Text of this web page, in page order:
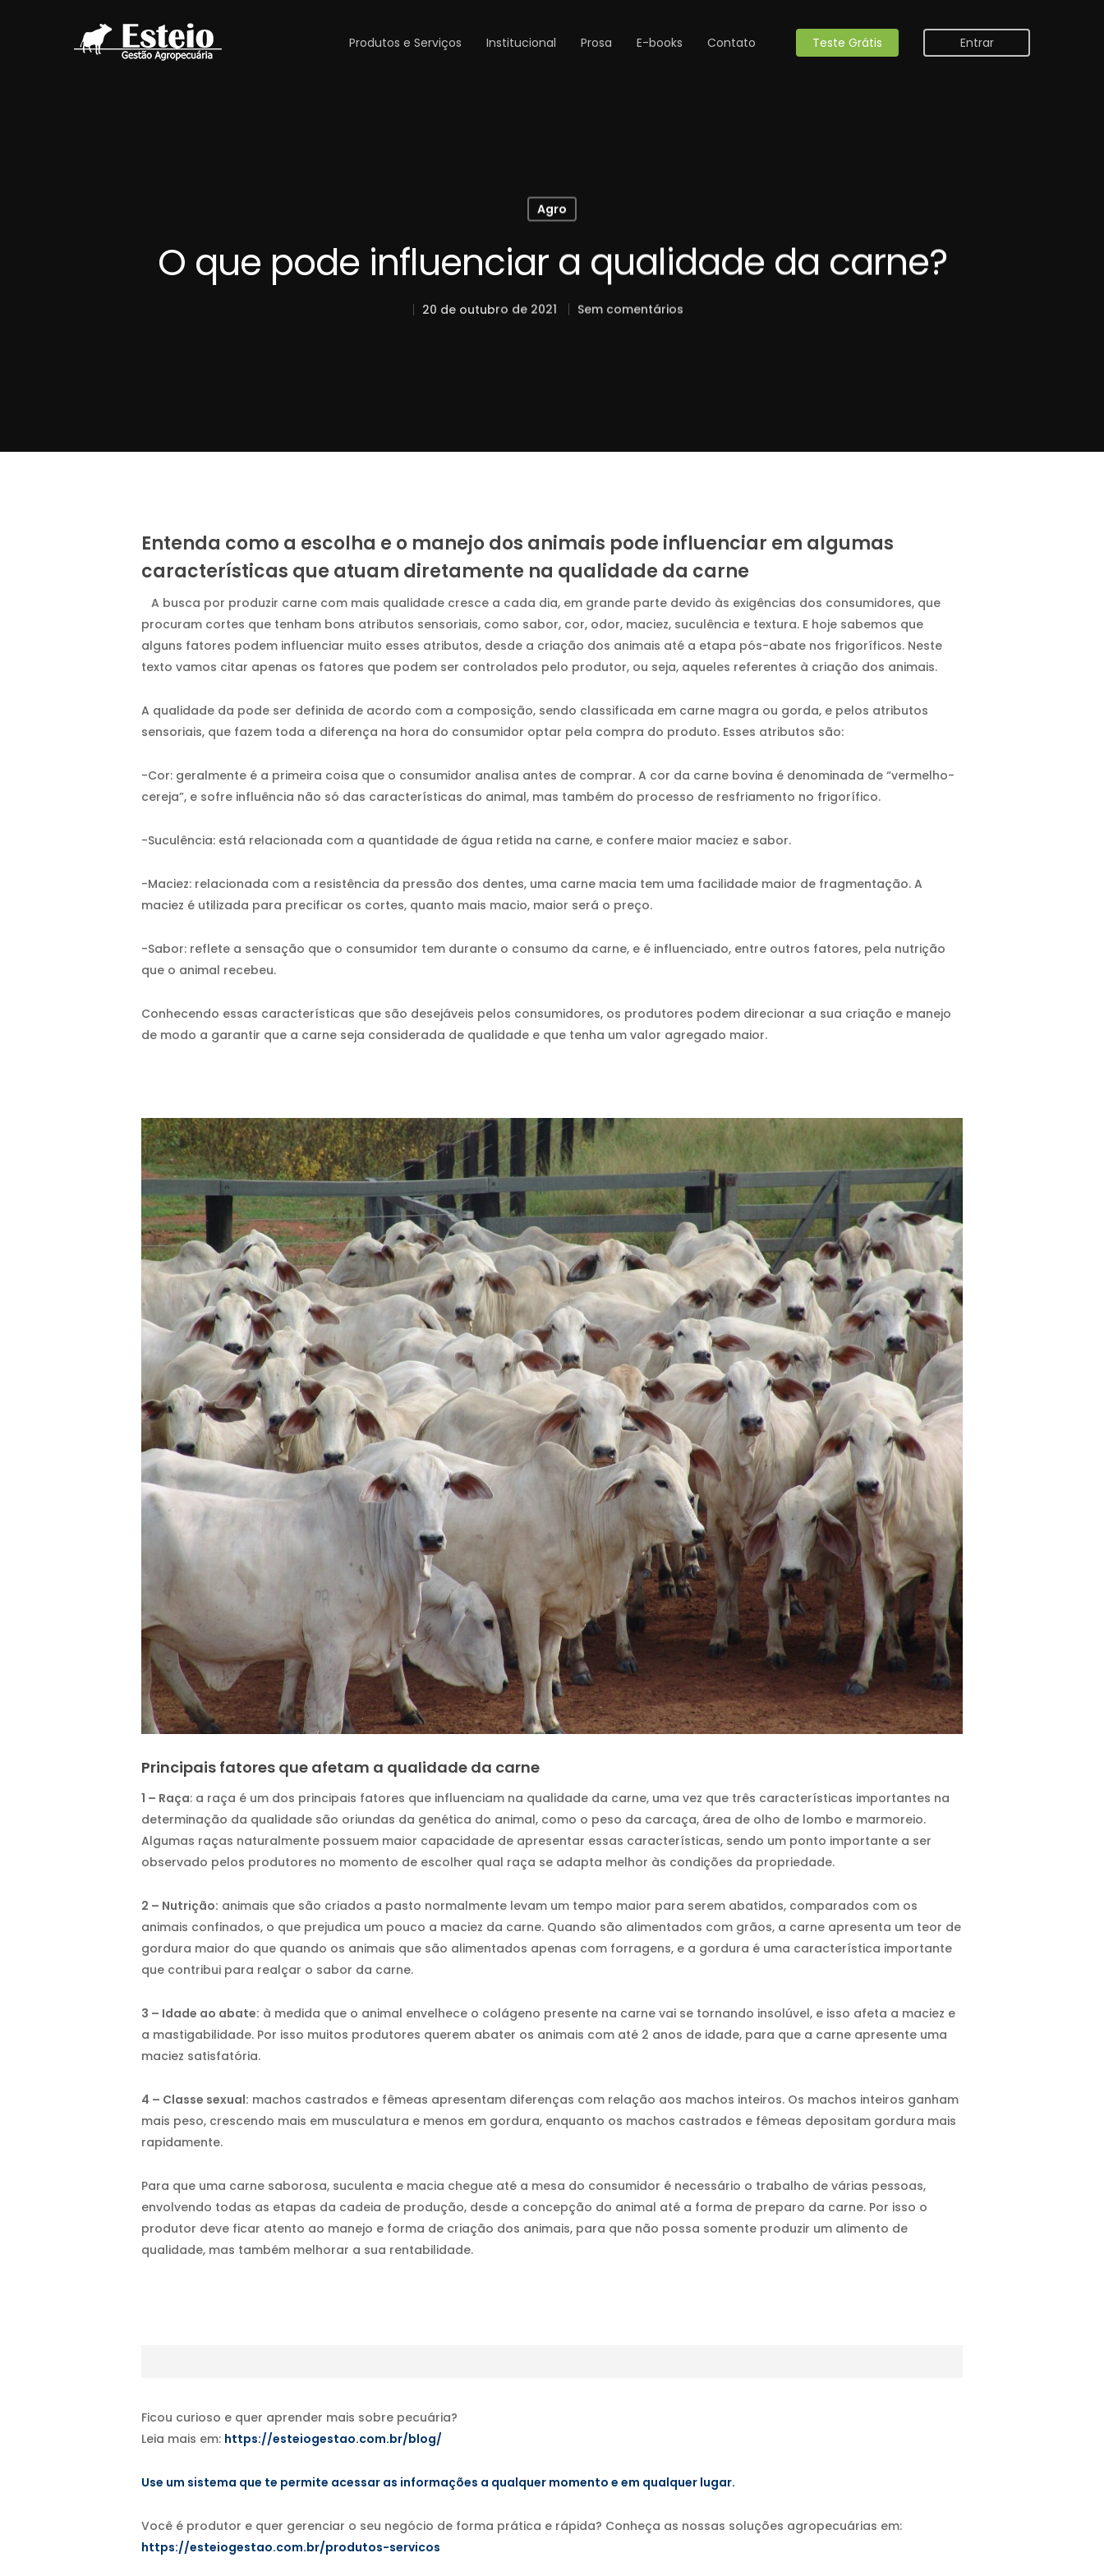
Produtos e Serviços Institucional Prosa E-books Contato Teste Grátis Entrar
Agro
O que pode influenciar a qualidade da carne?
20 de outubro de 2021 Sem comentários
Entenda como a escolha e o manejo dos animais pode influenciar em algumas
características que atuam diretamente na qualidade da carne
A busca por produzir carne com mais qualidade cresce a cada dia, em grande parte devido às exigências dos consumidores, que
procuram cortes que tenham bons atributos sensoriais, como sabor, cor, odor, maciez, suculência e textura. E hoje sabemos que
alguns fatores podem influenciar muito esses atributos, desde a criação dos animais até a etapa pós-abate nos frigoríficos. Neste
texto vamos citar apenas os fatores que podem ser controlados pelo produtor, ou seja, aqueles referentes à criação dos animais.
A qualidade da pode ser definida de acordo com a composição, sendo classificada em carne magra ou gorda, e pelos atributos
sensoriais, que fazem toda a diferença na hora do consumidor optar pela compra do produto. Esses atributos são:
-Cor: geralmente é a primeira coisa que o consumidor analisa antes de comprar. A cor da carne bovina é denominada de “vermelho-
cereja”, e sofre influência não só das características do animal, mas também do processo de resfriamento no frigorífico.
-Suculência: está relacionada com a quantidade de água retida na carne, e confere maior maciez e sabor.
-Maciez: relacionada com a resistência da pressão dos dentes, uma carne macia tem uma facilidade maior de fragmentação. A
maciez é utilizada para precificar os cortes, quanto mais macio, maior será o preço.
-Sabor: reflete a sensação que o consumidor tem durante o consumo da carne, e é influenciado, entre outros fatores, pela nutrição
que o animal recebeu.
Conhecendo essas características que são desejáveis pelos consumidores, os produtores podem direcionar a sua criação e manejo
de modo a garantir que a carne seja considerada de qualidade e que tenha um valor agregado maior.
Principais fatores que afetam a qualidade da carne
1 – Raça: a raça é um dos principais fatores que influenciam na qualidade da carne, uma vez que três características importantes na
determinação da qualidade são oriundas da genética do animal, como o peso da carcaça, área de olho de lombo e marmoreio.
Algumas raças naturalmente possuem maior capacidade de apresentar essas características, sendo um ponto importante a ser
observado pelos produtores no momento de escolher qual raça se adapta melhor às condições da propriedade.
2 – Nutrição: animais que são criados a pasto normalmente levam um tempo maior para serem abatidos, comparados com os
animais confinados, o que prejudica um pouco a maciez da carne. Quando são alimentados com grãos, a carne apresenta um teor de
gordura maior do que quando os animais que são alimentados apenas com forragens, e a gordura é uma característica importante
que contribui para realçar o sabor da carne.
3 – Idade ao abate: à medida que o animal envelhece o colágeno presente na carne vai se tornando insolúvel, e isso afeta a maciez e
a mastigabilidade. Por isso muitos produtores querem abater os animais com até 2 anos de idade, para que a carne apresente uma
maciez satisfatória.
4 – Classe sexual: machos castrados e fêmeas apresentam diferenças com relação aos machos inteiros. Os machos inteiros ganham
mais peso, crescendo mais em musculatura e menos em gordura, enquanto os machos castrados e fêmeas depositam gordura mais
rapidamente.
Para que uma carne saborosa, suculenta e macia chegue até a mesa do consumidor é necessário o trabalho de várias pessoas,
envolvendo todas as etapas da cadeia de produção, desde a concepção do animal até a forma de preparo da carne. Por isso o
produtor deve ficar atento ao manejo e forma de criação dos animais, para que não possa somente produzir um alimento de
qualidade, mas também melhorar a sua rentabilidade.
Ficou curioso e quer aprender mais sobre pecuária?
Leia mais em: https://esteiogestao.com.br/blog/
Use um sistema que te permite acessar as informações a qualquer momento e em qualquer lugar.
Você é produtor e quer gerenciar o seu negócio de forma prática e rápida? Conheça as nossas soluções agropecuárias em:
https://esteiogestao.com.br/produtos-servicos